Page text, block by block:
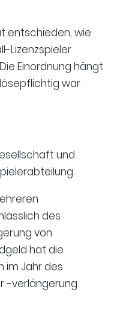
entschieden, wie
Lizenzspieler
Einordnung hängt
war
und
des
von
hat die
im Jahr des
-verlängerung